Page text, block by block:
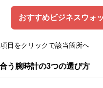
おすすめビジネスウォ
目をクリックで該当箇所へ
う腕時計の3つの選び方